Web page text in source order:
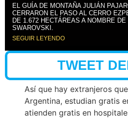
EL GUÍA DE MONTAÑA JULIÁN
CERRARON EL PASO AL CERRO
DE 1.672 HECTÁREAS A NOMBRE
SWAROVSKI.
SEGUIR LEYENDO
TWEET
Así que hay extranjeros
Argentina, estudian gratis
atienden gratis en